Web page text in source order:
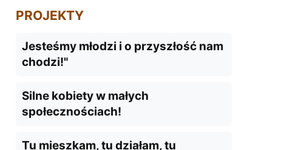
PROJEKTY
Jesteśmy młodzi i o przyszłość nam
chodzi!"
Silne kobiety w małych
społecznościach!
Tu mieszkam, tu działam, tu